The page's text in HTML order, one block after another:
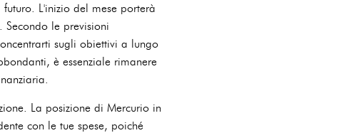
L'inizio del mese porterà
le previsioni
sugli obiettivi a lungo
è essenziale rimanere
La posizione di Mercurio in
con le tue spese, poiché